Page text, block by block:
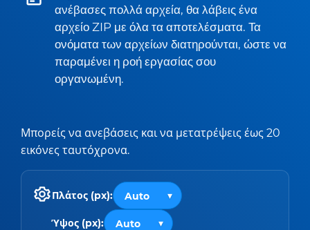
ανέβασες πολλά αρχεία, θα λάβεις ένα
αρχείο ZIP με όλα τα αποτελέσματα. Τα
ονόματα των αρχείων διατηρούνται, ώστε να
παραμένει η ροή εργασίας σου
οργανωμένη.
Μπορείς να ανεβάσεις και να μετατρέψεις έως 20
εικόνες ταυτόχρονα.
Πλάτος (px):
Ύψος (px):